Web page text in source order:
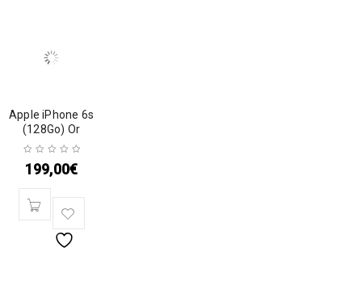
Apple iPhone 6s
(128Go) Or
199,00€